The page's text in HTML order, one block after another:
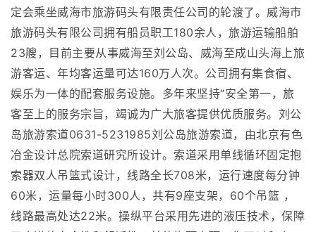
定会乘坐威海市旅游码头有限责任公司的轮渡了。威海市
旅游码头有限公司拥有船员职工180余人，旅游运输船舶
23艘，目前主要从事威海至刘公岛、威海至成山头海上旅
游客运、年均客运量可达160万人次。公司拥有集食宿、
娱乐为一体的配套服务设施。多年来坚持“安全第一，旅
客至上的服务宗旨，竭诚为广大旅客提供优质服务。刘公
岛旅游索道0631-5231985刘公岛旅游索道，由北京有色
冶金设计总院索道研究所设计。索道采用单线循环固定抱
索器双人吊篮式设计，线路全长708米，运行速度每分钟
60米，运量每小时300人，共有9座支架，60个吊篮 ，
线路最高处达22米。操纵平台采用先进的液压技术，保障